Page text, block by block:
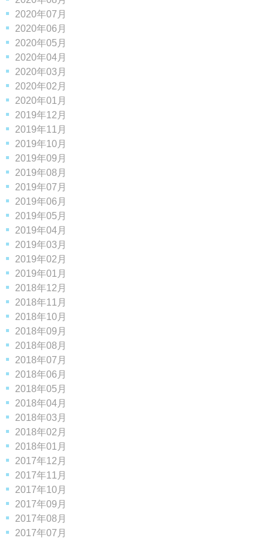
2020年07月
2020年06月
2020年05月
2020年04月
2020年03月
2020年02月
2020年01月
2019年12月
2019年11月
2019年10月
2019年09月
2019年08月
2019年07月
2019年06月
2019年05月
2019年04月
2019年03月
2019年02月
2019年01月
2018年12月
2018年11月
2018年10月
2018年09月
2018年08月
2018年07月
2018年06月
2018年05月
2018年04月
2018年03月
2018年02月
2018年01月
2017年12月
2017年11月
2017年10月
2017年09月
2017年08月
2017年07月